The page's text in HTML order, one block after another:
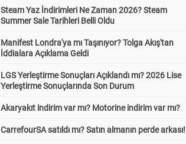
Steam Yaz İndirimleri Ne Zaman 2026? Steam
Summer Sale Tarihleri Belli Oldu
Manifest Londra'ya mı Taşınıyor? Tolga Akış'tan
İddialara Açıklama Geldi
LGS Yerleştirme Sonuçları Açıklandı mı? 2026 Lise
Yerleştirme Sonuçlarında Son Durum
Akaryakıt indirim var mı? Motorine indirim var mı?
CarrefourSA satıldı mı? Satın almanın perde arkası!